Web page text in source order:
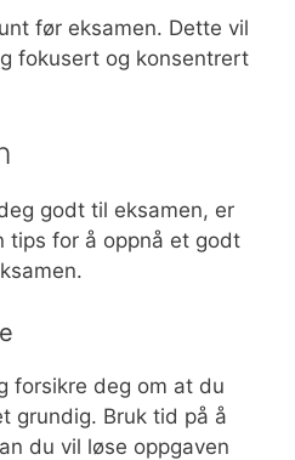
før eksamen. Dette vil
fokusert og konsentrert
godt til eksamen, er
tips for å oppnå et godt
forsikre deg om at du
grundig. Bruk tid på å
du vil løse oppgaven